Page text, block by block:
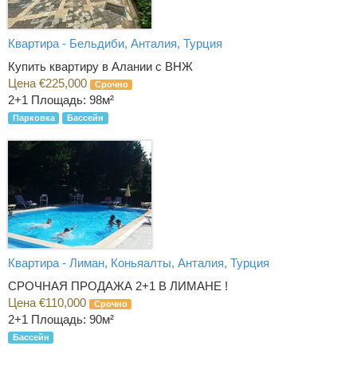
Квартира - Бельдиби, Анталия, Турция
Купить квартиру в Алании с ВНЖ
Цена €225,000
Срочно
2+1 Площадь: 98м²
Парковка Бассейн
Квартира - Лиман, Коньяалты, Анталия, Турция
СРОЧНАЯ ПРОДАЖА 2+1 В ЛИМАНЕ !
Цена €110,000
Срочно
2+1 Площадь: 90м²
Бассейн